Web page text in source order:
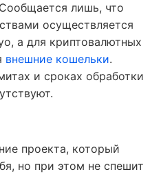
лишь, что
осуществляется
а для криптовалютных
внешние кошельки.
и сроках обработки
проекта, который
но при этом не спешит